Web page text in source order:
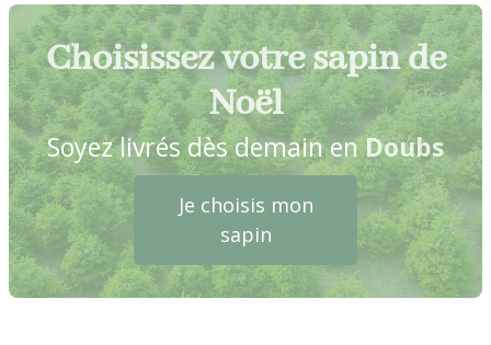
Choisissez votre sapin de
Noël
Soyez livrés dès demain enDoubs
Je choisis mon
sapin